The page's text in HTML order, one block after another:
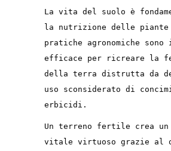
La vita del suolo è
la nutrizione delle
pratiche agronomiche sono
efficace per ricreare la
della terra distrutta da
uso sconsiderato di
erbicidi.
Un terreno fertile crea
vitale virtuoso grazie al